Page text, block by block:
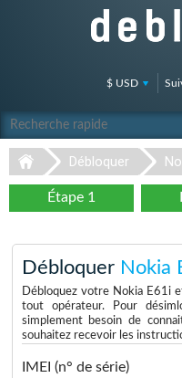
$ USD
Débloquer
Étape 1
Débloquer Nokia
Débloquez votre Nokia E61i
tout opérateur. Pour
simplement besoin de
souhaitez recevoir les
IMEI (n° de série)